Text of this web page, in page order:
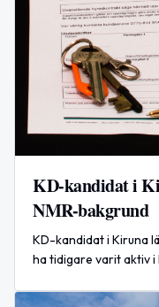
KD-kandidat i
NMR-bakgrund
KD-kandidat i Kiruna
ha tidigare varit aktiv